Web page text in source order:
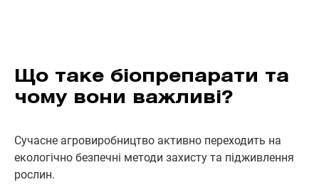
Що таке біопрепарати та
чому вони важливі?
Сучасне агровиробництво активно переходить на
екологічно безпечні методи захисту та підживлення
рослин.